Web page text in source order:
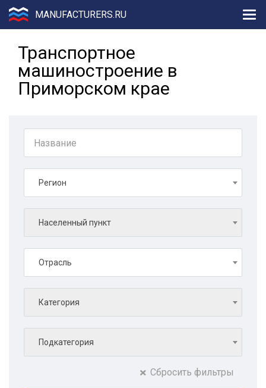
MANUFACTURERS.RU
Транспортное
машиностроение в
Приморском крае
Регион
Населенный пункт
Отрасль
Категория
Подкатегория
Сбросить фильтры